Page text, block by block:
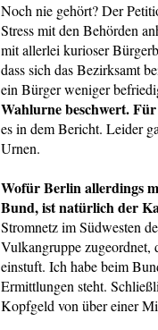
Noch nie gehört? Der
Stress mit den Behörden
mit allerlei kurioser
dass sich das Bezirksamt
ein Bürger weniger
Wahlurne beschwert.
es in dem Bericht. Leider
Urnen.
Wofür Berlin allerdings
Bund, ist natürlich der
Stromnetz im Südwesten
Vulkangruppe zugeordnet,
einstuft. Ich habe beim
Ermittlungen steht.
Kopfgeld von über einer